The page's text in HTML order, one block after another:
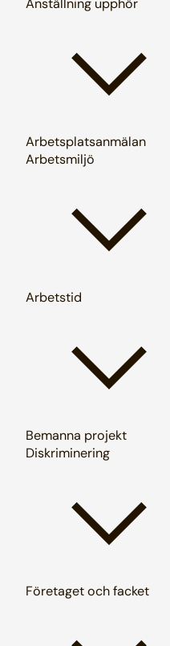
Anställning upphör
Arbetsplatsanmälan
Arbetsmiljö
Arbetstid
Bemanna projekt
Diskriminering
Företaget och facket